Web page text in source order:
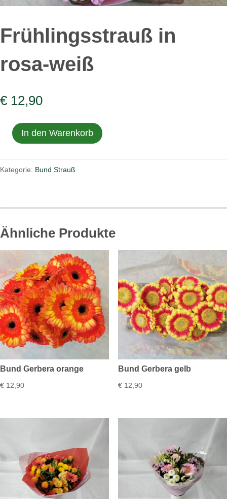
Frühlingsstrauß in
rosa-weiß
€ 12,90
Frühlingsstrauß
rosa-
In den Warenkorb
Kategorie: Bund Strauß
Ähnliche Produkte
Bund Gerbera orange
€ 12,90
Bund Gerbera gelb
€12,90